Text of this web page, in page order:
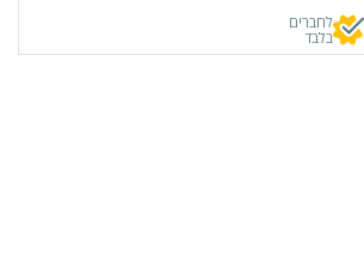
לחברים
בלבד